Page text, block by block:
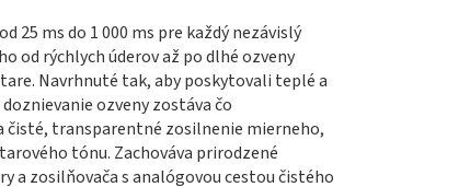
25 ms do 1 000 ms pre každý nezávislý
od rýchlych úderov až po dlhé ozveny
Navrhnuté tak, aby poskytovali teplé a
ozveny zostáva čo
čisté, transparentné zosilnenie mierneho,
tónu. Zachováva prirodzené
a zosilňovača s analógovou cestou čistého